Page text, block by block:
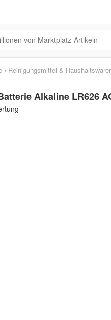
› Reinigungsmittel &
Alkaline LR626